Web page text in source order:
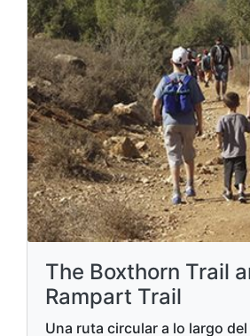
The Boxthorn Trail
Rampart Trail
Una ruta circular a lo largo